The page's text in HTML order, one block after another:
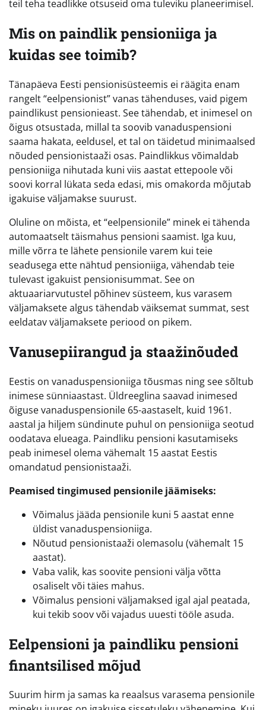
teil teha teadlikke otsuseid oma tuleviku planeerimisel.
Mis on paindlik pensioniiga ja
kuidas see toimib?
Tänapäeva Eesti pensionisüsteemis ei räägita enam
rangelt “eelpensionist” vanas tähenduses, vaid pigem
paindlikust pensionieast. See tähendab, et inimesel on
õigus otsustada, millal ta soovib vanaduspensioni
saama hakata, eeldusel, et tal on täidetud minimaalsed
nõuded pensionistaaži osas. Paindlikkus võimaldab
pensioniiga nihutada kuni viis aastat ettepoole või
soovi korral lükata seda edasi, mis omakorda mõjutab
igakuise väljamakse suurust.
Oluline on mõista, et “eelpensionile” minek ei tähenda
automaatselt täismahus pensioni saamist. Iga kuu,
mille võrra te lähete pensionile varem kui teie
seadusega ette nähtud pensioniiga, vähendab teie
tulevast igakuist pensionisummat. See on
aktuaariarvutustel põhinev süsteem, kus varasem
väljamaksete algus tähendab väiksemat summat, sest
eeldatav väljamaksete periood on pikem.
Vanusepiirangud ja staažinõuded
Eestis on vanaduspensioniiga tõusmas ning see sõltub
inimese sünniaastast. Üldreeglina saavad inimesed
õiguse vanaduspensionile 65-aastaselt, kuid 1961.
aastal ja hiljem sündinute puhul on pensioniiga seotud
oodatava elueaga. Paindliku pensioni kasutamiseks
peab inimesel olema vähemalt 15 aastat Eestis
omandatud pensionistaaži.
Peamised tingimused pensionile jäämiseks:
Võimalus jääda pensionile kuni 5 aastat enne
üldist vanaduspensioniiga.
Nõutud pensionistaaži olemasolu (vähemalt 15
aastat).
Vaba valik, kas soovite pensioni välja võtta
osaliselt või täies mahus.
Võimalus pensioni väljamaksed igal ajal peatada,
kui tekib soov või vajadus uuesti tööle asuda.
Eelpensioni ja paindliku pensioni
finantsilised mõjud
Suurim hirm ja samas ka reaalsus varasema pensionile